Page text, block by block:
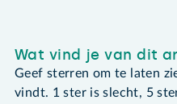
Wat vind je van dit
Geef sterren om te laten
vindt. 1 ster is slecht, 5